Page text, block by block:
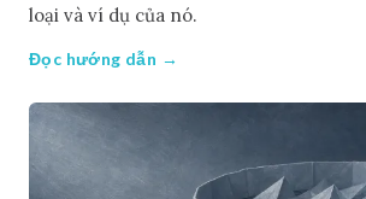
loại và ví dụ của nó.
Đọc hướng dẫn →